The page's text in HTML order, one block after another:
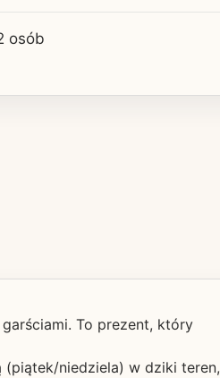
osób
To prezent, który
niedziela) w dziki teren,